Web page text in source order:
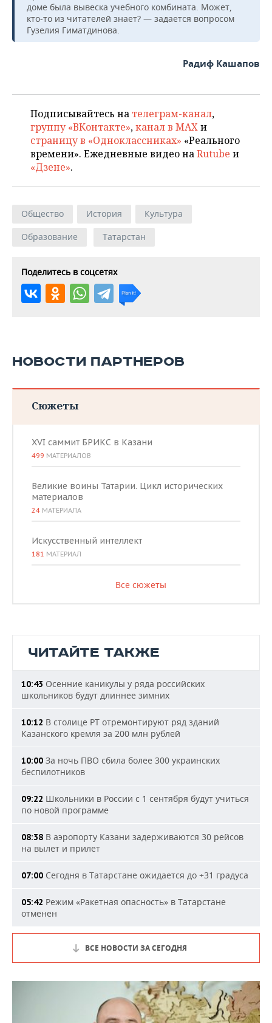
доме была вывеска учебного комбината. Может,
кто-то из читателей знает? — задается вопросом
Гузелия Гиматдинова.
Радиф Кашапов
Подписывайтесь на телеграм-канал,
группу «ВКонтакте»,канал в MAXи
страницу в «Одноклассниках» «Реального
времени». Ежедневные видео наRutube и
«Дзене».
Общество История
Культура
Образование
Татарстан
Поделитесь в соцсетях
НОВОСТИ ПАРТНЕРОВ
Сюжеты
XVI саммит БРИКС в Казани
499 МАТЕРИАЛОВ
Великие воины Татарии. Цикл исторических
материалов
24 МАТЕРИАЛА
Искусственный интеллект
181 МАТЕРИАЛ
Все сюжеты
ЧИТАЙТЕ ТАКЖЕ
10:43 Осенние каникулы у ряда российских
школьников будут длиннее зимних
10:12 В столице РТ отремонтируют ряд зданий
Казанского кремля за 200 млн рублей
10:00 За ночь ПВО сбила более 300 украинских
беспилотников
09:22 Школьники в России с 1 сентября будут учиться
по новой программе
08:38 В аэропорту Казани задерживаются 30 рейсов
на вылет и прилет
07:00 Сегодня в Татарстане ожидается до +31 градуса
05:42 Режим «Ракетная опасность» в Татарстане
отменен
ВСЕ НОВОСТИ ЗА СЕГОДНЯ